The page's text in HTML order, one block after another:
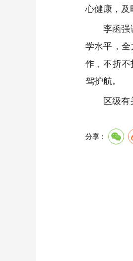
心健康，及
李函强
学水平，
作，不折
驾护航。
区级
分享：